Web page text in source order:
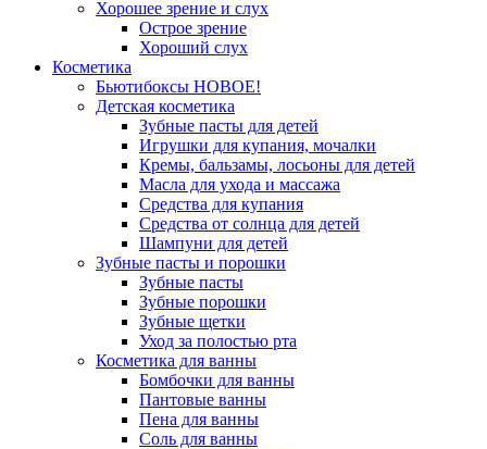
Хорошее зрение и слух
Острое зрение
Хороший слух
Косметика
Бьютибоксы НОВОЕ!
Детская косметика
Зубные пасты для детей
Игрушки для купания, мочалки
Кремы, бальзамы, лосьоны для детей
Масла для ухода и массажа
Средства для купания
Средства от солнца для детей
Шампуни для детей
Зубные пасты и порошки
Зубные пасты
Зубные порошки
Зубные щетки
Уход за полостью рта
Косметика для ванны
Бомбочки для ванны
Пантовые ванны
Пена для ванны
Соль для ванны